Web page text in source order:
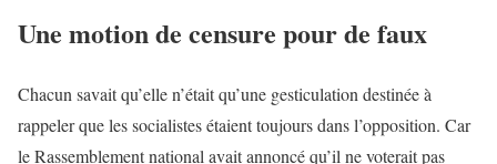
Une motion de censure pour de faux
Chacun savait qu’elle n’était qu’une gesticulation destinée à
rappeler que les socialistes étaient toujours dans l’opposition. Car
le Rassemblement national avait annoncé qu’il ne voterait pas